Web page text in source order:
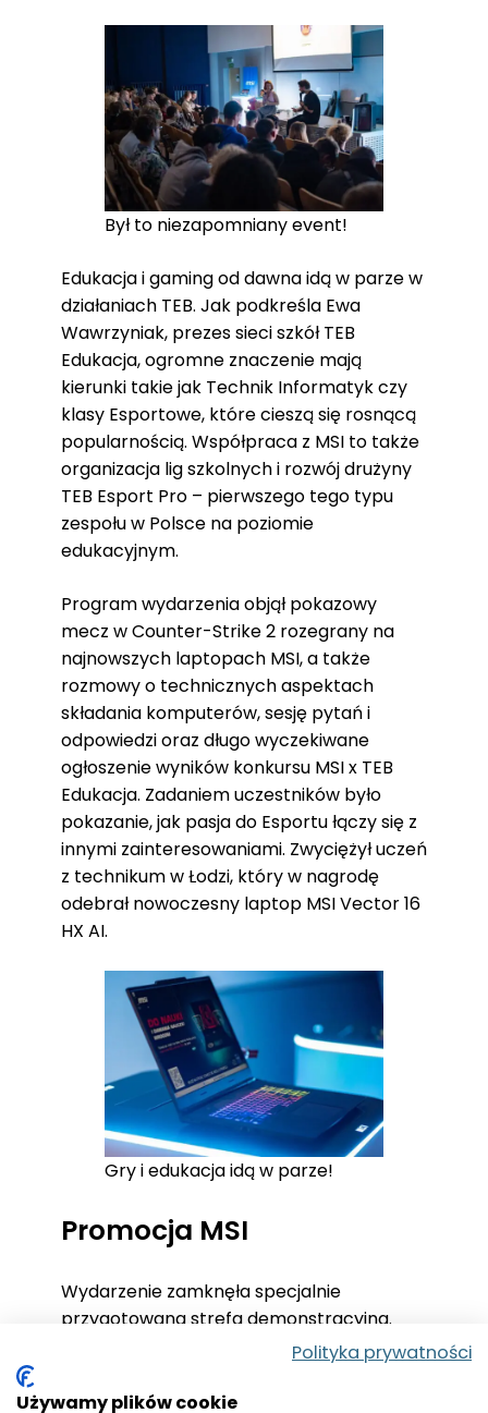
Polityka prywatności
Używamy plików cookie
Był to niezapomniany event!
Edukacja i gaming od dawna idą w parze w
działaniach TEB. Jak podkreśla Ewa
Wawrzyniak, prezes sieci szkół TEB
Edukacja, ogromne znaczenie mają
kierunki takie jak Technik Informatyk czy
klasy Esportowe, które cieszą się rosnącą
popularnością. Współpraca z MSI to także
organizacja lig szkolnych i rozwój drużyny
TEB Esport Pro – pierwszego tego typu
zespołu w Polsce na poziomie
edukacyjnym.
Program wydarzenia objął pokazowy
mecz w Counter-Strike 2 rozegrany na
najnowszych laptopach MSI, a także
rozmowy o technicznych aspektach
składania komputerów, sesję pytań i
odpowiedzi oraz długo wyczekiwane
ogłoszenie wyników konkursu MSI x TEB
Edukacja. Zadaniem uczestników było
pokazanie, jak pasja do Esportu łączy się z
innymi zainteresowaniami. Zwyciężył uczeń
z technikum w Łodzi, który w nagrodę
odebrał nowoczesny laptop MSI Vector 16
HX AI.
Gry i edukacja idą w parze!
Promocja MSI
Wydarzenie zamknęła specjalnie
przygotowana strefa demonstracyjna.
Zainteresowani mogli zapoznać się z pełną
Crosshair. Do końca czerwca obowiązuje